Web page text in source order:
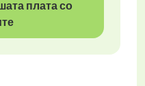
плата со